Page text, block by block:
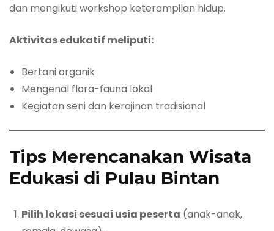
dan mengikuti workshop keterampilan hidup.
Aktivitas edukatif meliputi:
Bertani organik
Mengenal flora-fauna lokal
Kegiatan seni dan kerajinan tradisional
Tips Merencanakan Wisata
Edukasi di Pulau Bintan
Pilih lokasi sesuai usia peserta (anak-anak,